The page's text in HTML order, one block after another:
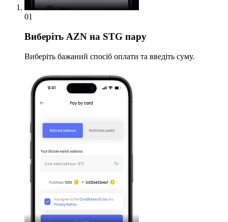
01
Виберіть AZN на STG пару
Виберіть бажаний спосіб оплати та введіть суму.